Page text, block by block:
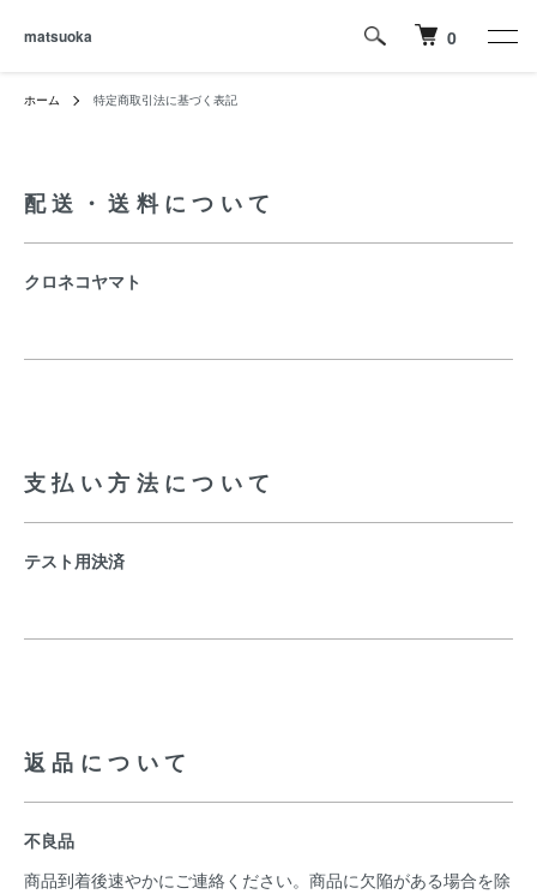
matsuoka 0
ホーム 特定商取引法に基づく表記
配送・送料について
クロネコヤマト
支払い方法について
テスト用決済
返品について
不良品
商品到着後速やかにご連絡ください。商品に欠陥がある場合を除